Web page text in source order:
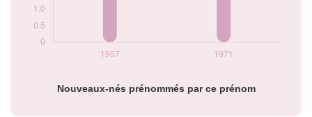
Nouveaux-nés prénommés par ce prénom